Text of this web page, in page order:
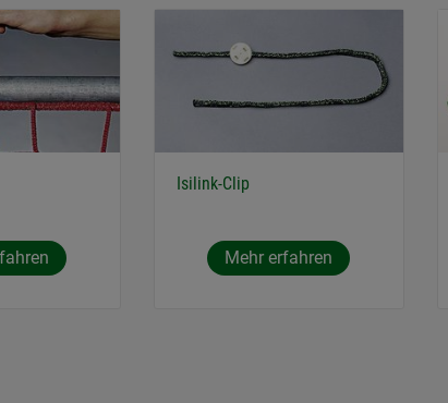
Isilink-Clip
Mehr erfahren